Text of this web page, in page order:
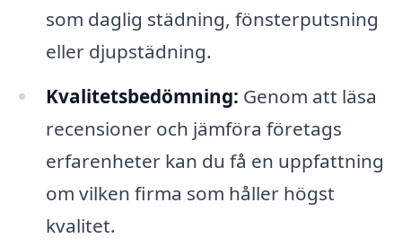
som daglig städning, fönsterputsning
eller djupstädning.
Kvalitetsbedömning: Genom att läsa
recensioner och jämföra företags
erfarenheter kan du få en uppfattning
om vilken firma som håller högst
kvalitet.